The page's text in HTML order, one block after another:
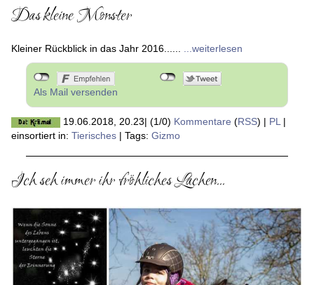
Das kleine Monster
Kleiner Rückblick in das Jahr 2016...... ...weiterlesen
Als Mail versenden
19.06.2018, 20.23| (1/0) Kommentare (RSS) | PL|
einsortiert in: Tierisches | Tags: Gizmo
Ich seh immer ihr fröhliches Lachen...